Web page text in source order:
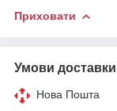
Приховати
Умови доставки
Нова Пошта